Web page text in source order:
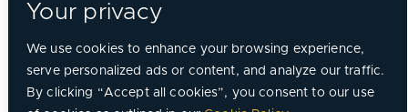
Your privacy
We use cookies to enhance your browsing experience,
serve personalized ads or content, and analyze our traffic.
By clicking “Accept all cookies”, you consent to our use